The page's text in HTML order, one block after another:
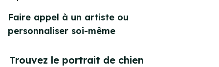
Faire appel à un artiste ou
personnaliser soi-même
Trouvez le portrait de chien